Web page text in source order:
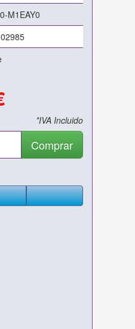
M1EAY0
*IVA Incluido
Comprar